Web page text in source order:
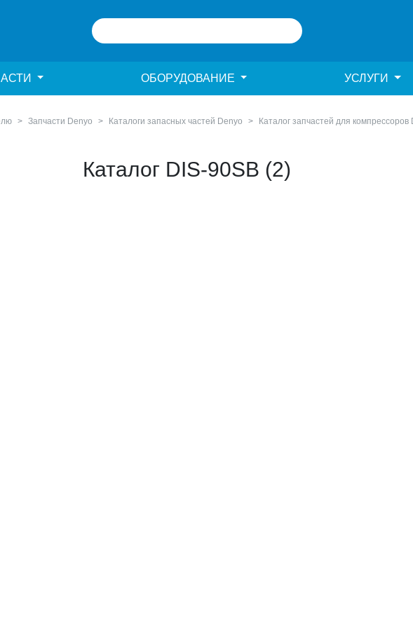
ОБОРУДОВАНИЕ УСЛУГИ
Запчасти Denyo Каталоги запасных частей Denyo Каталог запчастей для компрессоров
Каталог DIS-90SB (2)